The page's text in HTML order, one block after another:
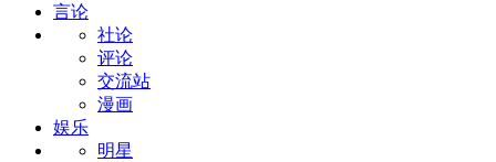
言论
社论
评论
交流站
漫画
娱乐
明星